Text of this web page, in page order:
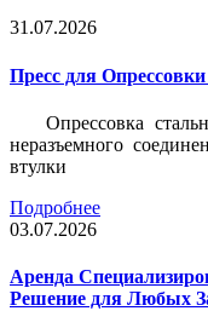
31.07.2026
Пресс для
Опрессовка
неразъемного
втулки
Подробнее
03.07.2026
Аренда
Решение для Любых